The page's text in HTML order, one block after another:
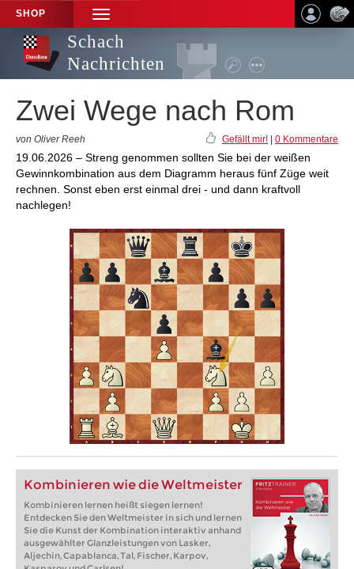
SHOP
TOGGLE
NAVIGATION
Schach
Nachrichten
Zwei Wege nach Rom
von Oliver Reeh Gefällt mir! 0 Kommentare
19.06.2026 – Streng genommen sollten Sie bei der weißen
Gewinnkombination aus dem Diagramm heraus fünf Züge weit
rechnen. Sonst eben erst einmal drei - und dann kraftvoll
nachlegen!
Kombinieren wie die Weltmeister
Kombinieren lernen heißt siegen lernen!
Entdecken Sie den Weltmeister in sich und lernen
Sie die Kunst der Kombination interaktiv anhand
ausgewählter Glanzleistungen von Lasker,
Aljechin, Capablanca, Tal, Fischer, Karpov,